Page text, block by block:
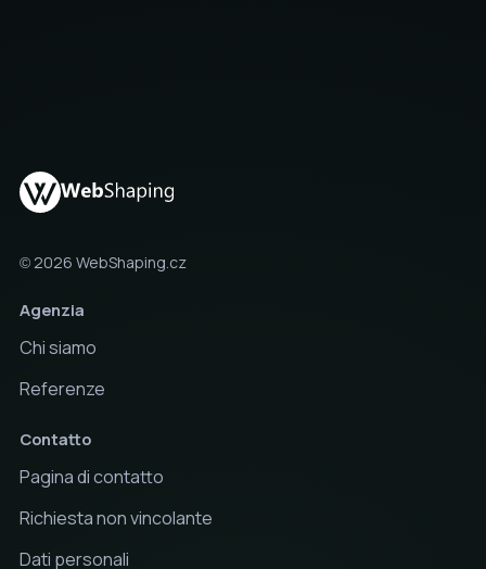
© 2026 WebShaping.cz
Agenzia
Chi siamo
Referenze
Contatto
Pagina di contatto
Richiesta non vincolante
Dati personali